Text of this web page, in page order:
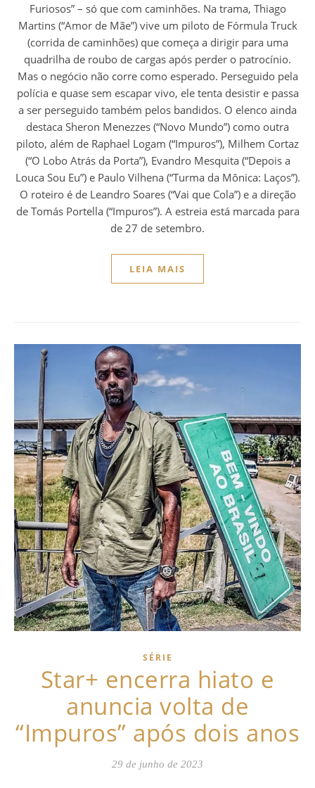
Furiosos” – só que com caminhões. Na trama, Thiago
Martins (“Amor de Mãe”) vive um piloto de Fórmula Truck
(corrida de caminhões) que começa a dirigir para uma
quadrilha de roubo de cargas após perder o patrocínio.
Mas o negócio não corre como esperado. Perseguido pela
polícia e quase sem escapar vivo, ele tenta desistir e passa
a ser perseguido também pelos bandidos. O elenco ainda
destaca Sheron Menezzes (“Novo Mundo”) como outra
piloto, além de Raphael Logam (“Impuros”), Milhem Cortaz
(“O Lobo Atrás da Porta”), Evandro Mesquita (“Depois a
Louca Sou Eu”) e Paulo Vilhena (“Turma da Mônica: Laços”).
O roteiro é de Leandro Soares (“Vai que Cola”) e a direção
de Tomás Portella (“Impuros”). A estreia está marcada para
de 27 de setembro.
LEIA MAIS
SÉRIE
Star+ encerra hiato e
anuncia volta de
“Impuros” após dois anos
29 de junho de 2023